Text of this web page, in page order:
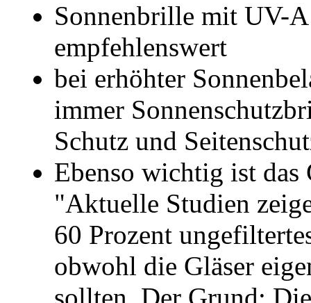
Sonnenbrille mit UV-
empfehlenswert
bei erhöhter
immer
Schutz und
Ebenso wichtig ist
"Aktuelle Studien
60 Prozent
obwohl die Gläser